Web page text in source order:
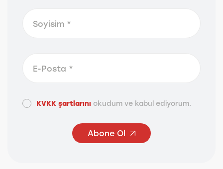
KVKK şartlarını okudum ve kabul ediyorum.
Abone Ol